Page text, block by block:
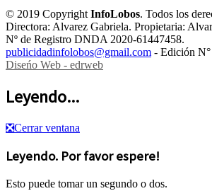
© 2019 CopyrightInfoLobos. Todos los
Directora: Alvarez Gabriela. Propietaria:
Nº de Registro DNDA 2020-61447458.
publicidadinfolobos@gmail.com - Edición
Diseńo Web - edrweb
Leyendo...
❎Cerrar ventana
Leyendo. Por favor espere!
Esto puede tomar un segundo o dos.